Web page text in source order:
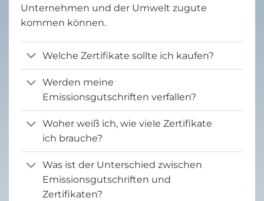
Unternehmen und der Umwelt zugute
kommen können.
Welche Zertifikate sollte ich kaufen?
Werden meine
Emissionsgutschriften verfallen?
Woher weiß ich, wie viele Zertifikate
ich brauche?
Was ist der Unterschied zwischen
Emissionsgutschriften und
Zertifikaten?